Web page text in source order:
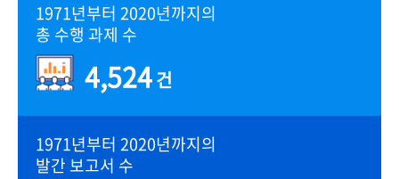
1971년부터 2020년까지의
총 수행 과제 수
4,524건
1971년부터 2020년까지의
발간 보고서 수